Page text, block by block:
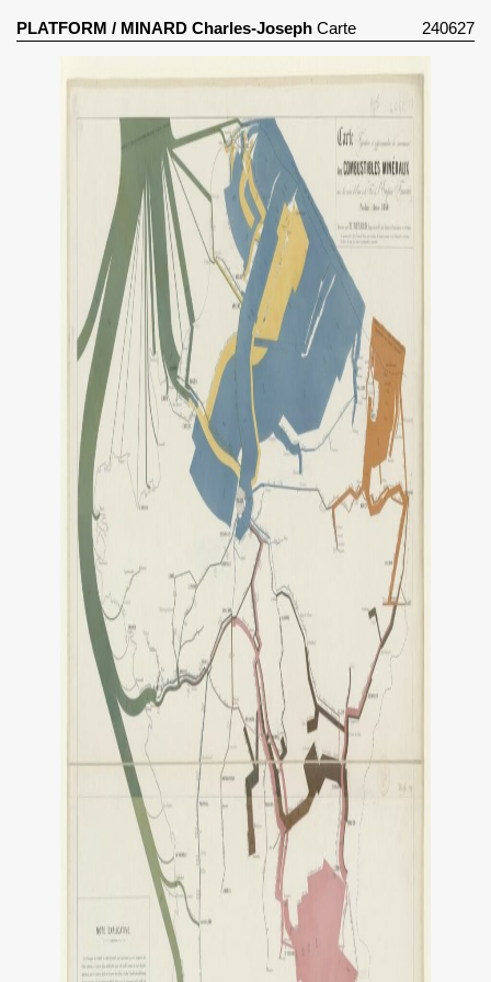
PLATFORM / MINARD Charles-JosephCarte
Figurative Et Approximative Du Mouvement Des
Combustibles Minéraux Sur Les Voies D’Eau Et De Fer
De L’Empire Français Pendant L’Année 1856 (1858)
240627